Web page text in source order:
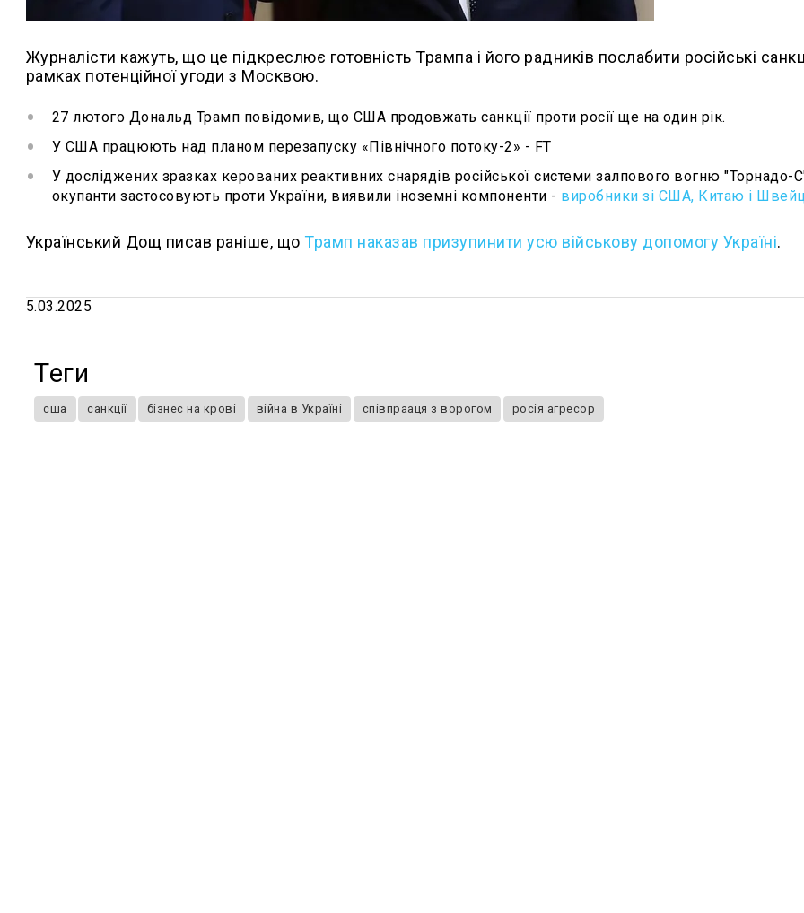
Журналісти кажуть, що це підкреслює готовність Трампа і його радників послабити російські
рамках потенційної угоди з Москвою.
27 лютого Дональд Трамп повідомив, що США продовжать санкції проти росії ще на один рік.
У США працюють над планом перезапуску «Північного потоку-2» - FT
У досліджених зразках керованих реактивних снарядів російської системи залпового вогню "Торнадо-
окупанти застосовують проти України, виявили іноземні компоненти - виробники зі США, Китаю і
Український Дощ писав раніше, що Трамп наказав призупинити усю військову допомогу Україні.
5.03.2025
Теги
сша санкції бізнес на крові війна в Україні співпрааця з ворогом росія агресор